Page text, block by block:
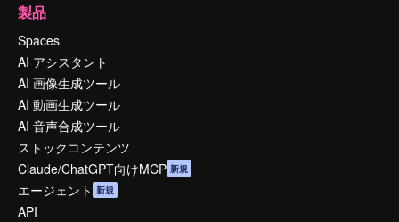
製品
Spaces
AI アシスタント
AI 画像生成ツール
AI 動画生成ツール
AI 音声合成ツール
ストックコンテンツ
Claude/ChatGPT向けMCP 新規
エージェント 新規
API